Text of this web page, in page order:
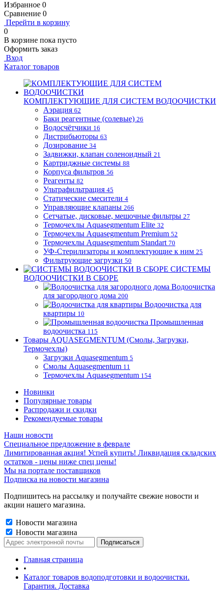
Избранное 0
Сравнение 0
Перейти в корзину
0
В корзине пока пусто
Оформить заказ
Вход
Каталог товаров
КОМПЛЕКТУЮЩИЕ ДЛЯ СИСТЕМ ВОДООЧИСТКИ
Аэрация 62
Баки реагентные (солевые) 26
Водосчётчики 16
Дистрибьюторы 63
Дозирование 34
Задвижки, клапан соленоидный 21
Картриджные системы 88
Корпуса фильтров 56
Реагенты 82
Ультрафильтрация 45
Статические смесители 4
Управляющие клапаны 266
Сетчатые, дисковые, мешочные фильтры 27
Термочехлы Aquasegmentum Elite 32
Термочехлы Aquasegmentum Premium 52
Термочехлы Aquasegmentum Standart 70
УФ-Стерилизаторы и комплектующие к ним 25
Фильтрующие загрузки 50
СИСТЕМЫ
ВОДООЧИСТКИ В СБОРЕ
Водоочистка
для загородного дома 200
Водоочистка для
квартиры 10
Промышленная
водоочистка 115
Товары AQUASEGMENTUM (Смолы, Загрузки,
Термочехлы)
Загрузки Aquasegmentum 5
Смолы Aquasegmentum 11
Термочехлы Aquasegmentum 154
Новинки
Популярные товары
Распродажи и скидки
Рекомендуемые товары
Наши новости
Специальное предложение в феврале
Лимитированная акция! Успей купить! Ликвидация складских
остатков - цены ниже спец цены!
Мы на портале поставщиков
Подписка на новости магазина
Подпишитесь на рассылку и получайте свежие новости и
акции нашего магазина.
Новости магазина
Новости магазина
Главная страница
•
Каталог товаров водоподготовки и водоочистки.
Гарантия. Доставка